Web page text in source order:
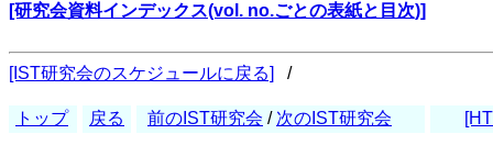
[研究会資料インデックス(vol. no.ごとの表紙と目次)]
[IST研究会のスケジュールに戻る] /
トップ 戻る 前のIST研究会 / 次のIST研究会